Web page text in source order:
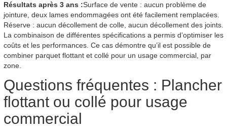
Résultats après 3 ans :Surface de vente : aucun problème de
jointure, deux lames endommagées ont été facilement remplacées.
Réserve : aucun décollement de colle, aucun décollement des joints.
La combinaison de différentes spécifications a permis d’optimiser les
coûts et les performances. Ce cas démontre qu’il est possible de
combiner parquet flottant et collé pour un usage commercial, par
zone.
Questions fréquentes : Plancher
flottant ou collé pour usage
commercial